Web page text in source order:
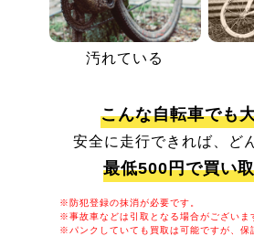
汚れている
こんな自転車でも
安全に走行できれば、ど
最低500円で買い
※防犯登録の抹消が必要です。
※事故車などは引取となる場合がございま
※パンクしていても買取は可能ですが、保